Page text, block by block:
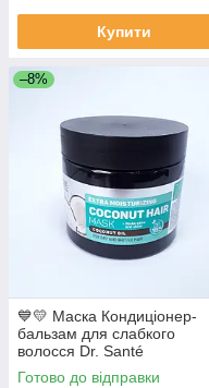
Купити
–8%
💙💛 Маска Кондиціонер-
бальзам для слабкого
волосся Dr. Santé
Готово до відправки